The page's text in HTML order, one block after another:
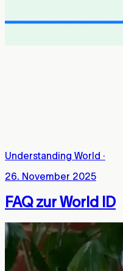
Understanding World ·
26. November 2025
FAQ zur World ID